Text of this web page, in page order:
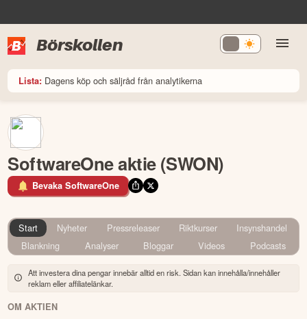
Börskollen
Lista: Dagens köp och säljråd från analytikerna
SoftwareOne aktie (SWON)
Bevaka SoftwareOne
Start Nyheter Pressreleaser Riktkurser
Insynshandel
Blankning
Analyser Bloggar Videos Podcasts
Att investera dina pengar innebär alltid en risk. Sidan kan innehålla/innehåller
reklam eller affiliatelänkar.
OM AKTIEN